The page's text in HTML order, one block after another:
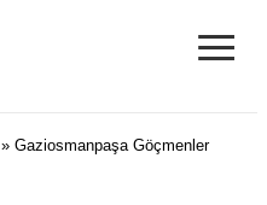
≡
» Gaziosmanpaşa Göçmenler